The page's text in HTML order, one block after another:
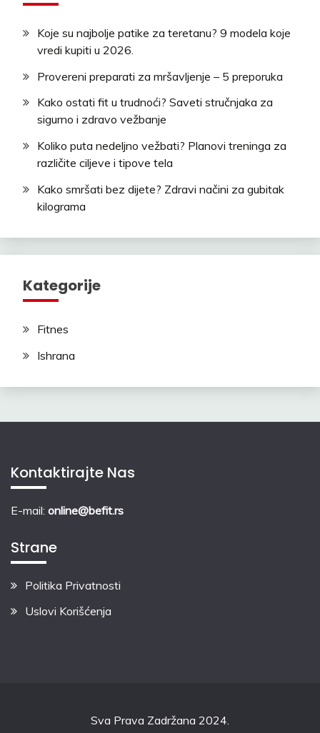
Koje su najbolje patike za teretanu? 9 modela koje
vredi kupiti u 2026.
Provereni preparati za mršavljenje – 5 preporuka
Kako ostati fit u trudnoći? Saveti stručnjaka za
sigurno i zdravo vežbanje
Koliko puta nedeljno vežbati? Planovi treninga za
različite ciljeve i tipove tela
Kako smršati bez dijete? Zdravi načini za gubitak
kilograma
Kategorije
Fitnes
Ishrana
Kontaktirajte Nas
E-mail: online@befit.rs
Strane
Politika Privatnosti
Uslovi Korišćenja
Sva Prava Zadržana 2024.